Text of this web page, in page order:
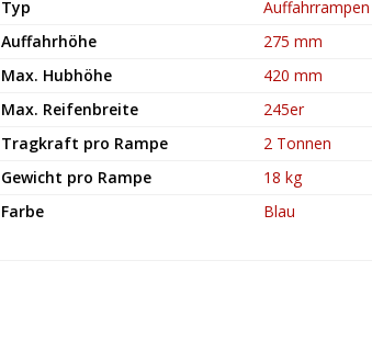
Typ
Auffahrrampen
Auffahrhöhe
275 mm
Max. Hubhöhe
420 mm
Max. Reifenbreite
245er
Tragkraft pro Rampe
2 Tonnen
Gewicht pro Rampe
18 kg
Farbe
Blau